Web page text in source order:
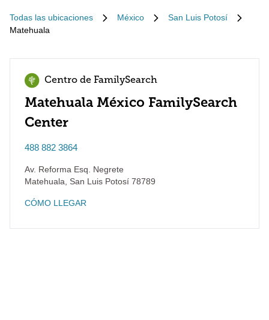
Todas las ubicaciones México
San Luis Potosí
Matehuala
Centro de FamilySearch
Matehuala México FamilySearch
Center
488 882 3864
Av. Reforma Esq. Negrete
Matehuala
San Luis Potosí 78789
CÓMO LLEGAR